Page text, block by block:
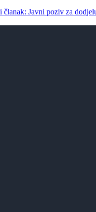
članak: Javni poziv za